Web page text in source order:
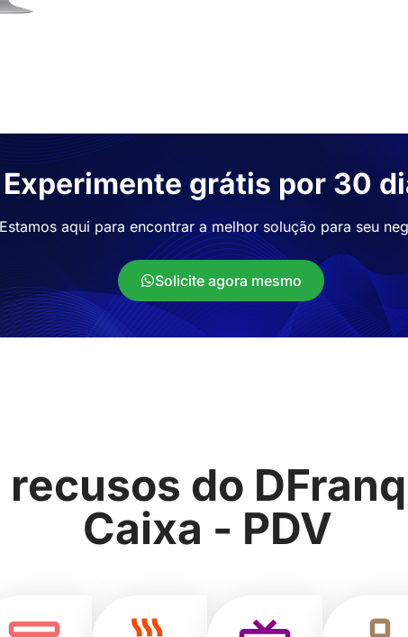
Experimente grátis por 30
Estamos aqui para encontrar a melhor solução para seu
Solicite agora mesmo
do
Caixa - PDV